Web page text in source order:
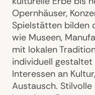
Opernhäuser,
Spielstätten bilden
wie Museen,
mit lokalen
individuell
Interessen an
Austausch.